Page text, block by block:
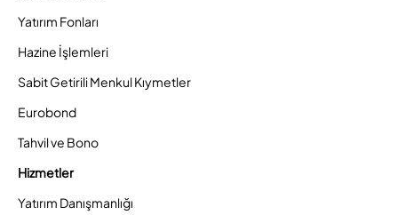
Yatırım Fonları
Hazine İşlemleri
Sabit Getirili Menkul Kıymetler
Eurobond
Tahvil ve Bono
Hizmetler
Yatırım Danışmanlığı